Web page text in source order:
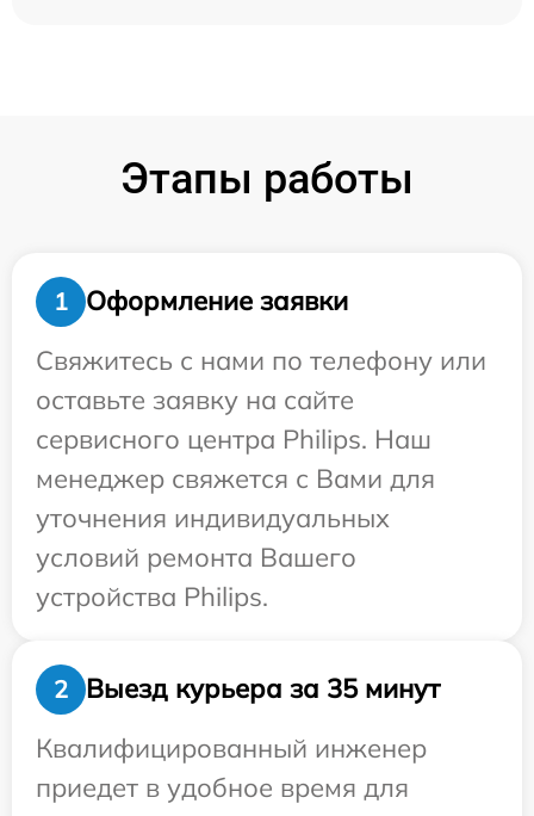
Этапы работы
1
Оформление заявки
Свяжитесь с нами по телефону или
оставьте заявку на сайте
сервисного центра Philips. Наш
менеджер свяжется с Вами для
уточнения индивидуальных
условий ремонта Вашего
устройства Philips.
2
Выезд курьера за 35 минут
Квалифицированный инженер
приедет в удобное время для